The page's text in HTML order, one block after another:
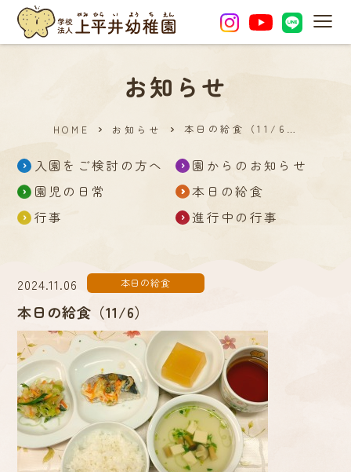
お知らせ
HOME お知らせ 本日の給食（11/6…
入園をご検討の方へ
園からのお知らせ
園児の日常
本日の給食
行事
進行中の行事
2024.11.06 本日の給食
本日の給食（11/6）